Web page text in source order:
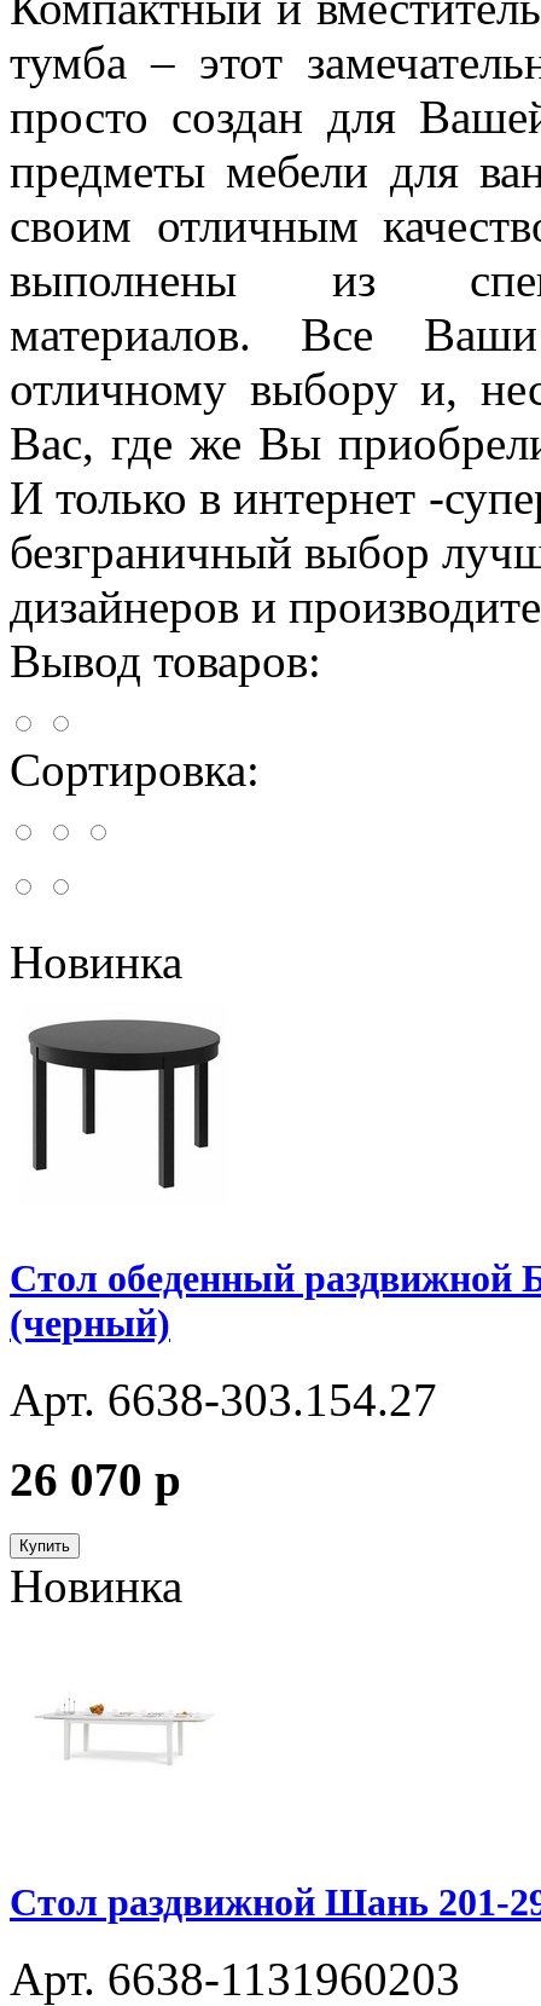
тумба – этот
просто создан для
предметы мебели для
своим отличным
выполнены из
материалов. Все
отличному выбору и,
Вас, где же Вы
И только в интернет -
безграничный выбор
дизайнеров и
Вывод товаров:
Сортировка:
Новинка
Стол обеденный раздвижной
(черный)
Арт. 6638-303.154.27
26 070 p
Купить
Новинка
Стол раздвижной Шань 201-
Арт. 6638-1131960203